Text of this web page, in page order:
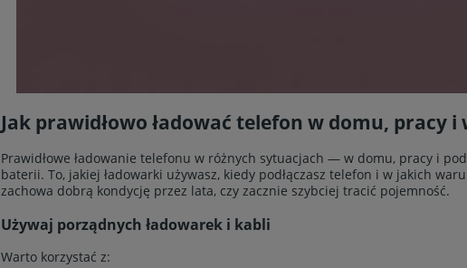
Jak prawidłowo ładować telefon w domu, pracy i
Prawidłowe ładowanie telefonu w różnych sytuacjach — w domu, pracy i
baterii. To, jakiej ładowarki używasz, kiedy podłączasz telefon i w jakich
zachowa dobrą kondycję przez lata, czy zacznie szybciej tracić pojemność.
Używaj porządnych ładowarek i kabli
Warto korzystać z: